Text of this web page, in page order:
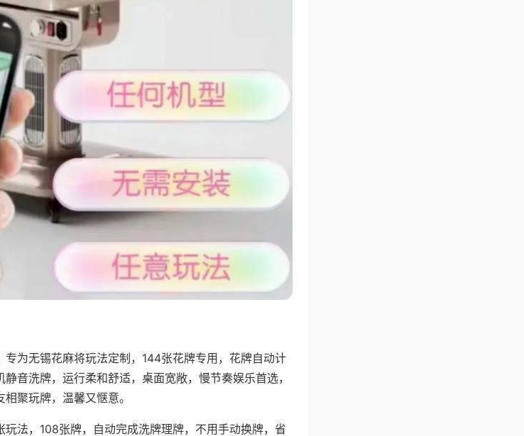
专为无锡花麻将玩法定制，144张花牌专用，花牌自动计
音洗牌，运行柔和舒适，桌面宽敞，慢节奏娱乐首选，
聚玩牌，温馨又惬意。
法，108张牌，自动完成洗牌理牌，不用手动换牌，省